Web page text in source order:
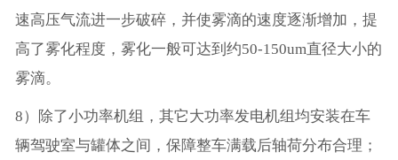
速高压气流进一步破碎，并使雾滴的速度逐渐增加，提
高了雾化程度，雾化一般可达到约50-150um直径大小的
雾滴。
8）除了小功率机组，其它大功率发电机组均安装在车
辆驾驶室与罐体之间，保障整车满载后轴荷分布合理；